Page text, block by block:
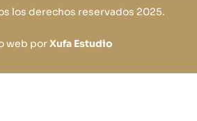
los derechos reservados 2025.
web porXufa Estudio